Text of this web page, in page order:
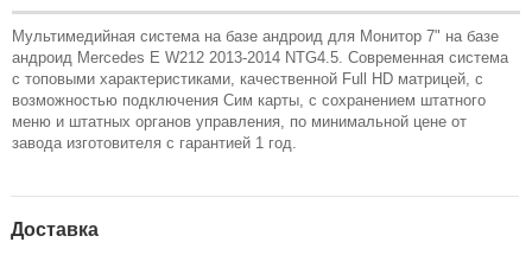
Мультимедийная система на базе андроид для Монитор 7" на базе
андроид Mercedes E W212 2013-2014 NTG4.5. Современная система
с топовыми характеристиками, качественной Full HD матрицей, с
возможностью подключения Сим карты, с сохранением штатного
меню и штатных органов управления, по минимальной цене от
завода изготовителя с гарантией 1 год.
Доставка